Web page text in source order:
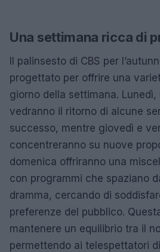
Una settimana ricca di
Il palinsesto di CBS per
progettato per offrire una
giorno della settimana.
vedranno il ritorno di alcune
successo, mentre giovedì e
concentreranno su nuove
domenica offriranno una
con programmi che spaziano
dramma, cercando di
preferenze del pubblico.
mantenere un equilibrio tra il
permettendo ai telespettatori